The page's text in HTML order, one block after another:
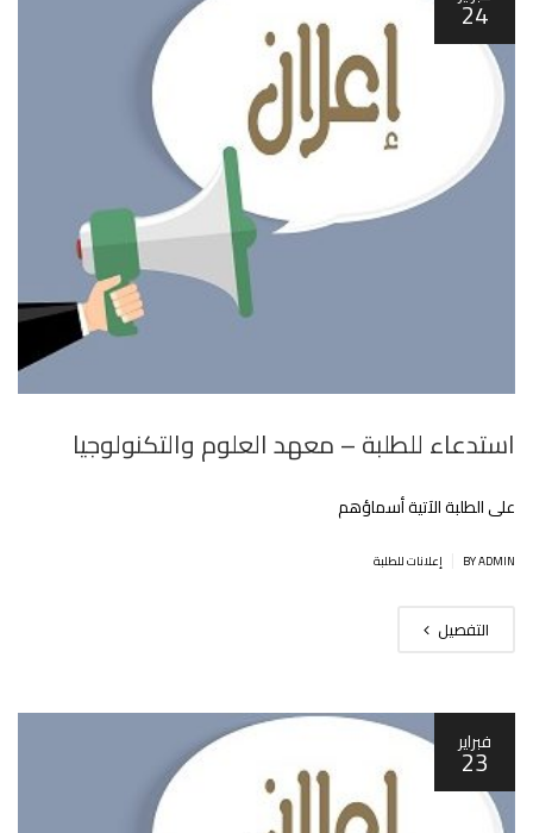
24
استدعاء للطلبة – معهد العلوم والتكنولوجيا
على الطلبة الآتية أسماؤهم
BY ADMIN إعلانات للطلبة
التفصيل
فبراير
23